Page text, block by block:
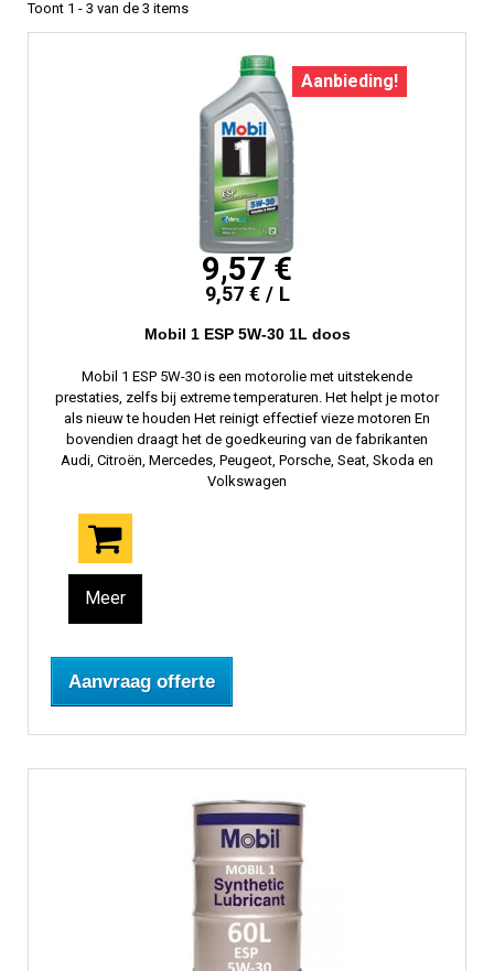
Toont 1 - 3 van de 3 items
Aanbieding!
9,57 €
9,57 € / L
Mobil 1 ESP 5W-30 1L doos
Mobil 1 ESP 5W-30 is een motorolie met uitstekende
prestaties, zelfs bij extreme temperaturen. Het helpt je motor
als nieuw te houden Het reinigt effectief vieze motoren En
bovendien draagt ​​het de goedkeuring van de fabrikanten
Audi, Citroën, Mercedes, Peugeot, Porsche, Seat, Skoda en
Volkswagen
Meer
Aanvraag offerte